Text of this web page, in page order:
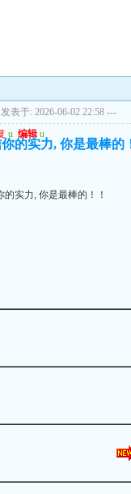
发表于: 2026-06-02 22:58 ---
u 编辑 u
的实力, 你是最棒的
的实力, 你是最棒的！！